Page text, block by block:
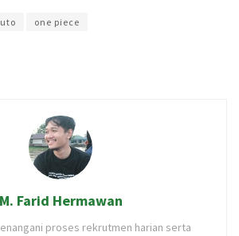
one piece
M. Farid Hermawan
proses rekrutmen harian serta